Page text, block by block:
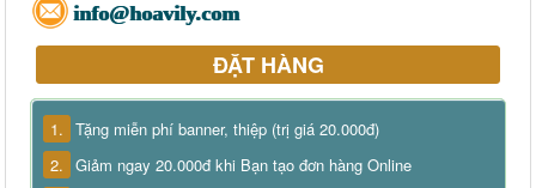
info@hoavily.com
ĐẶT HÀNG
1. Tặng miễn phí banner, thiệp (trị giá 20.000đ)
2. Giảm ngay 20.000đ khi Bạn tạo đơn hàng Online